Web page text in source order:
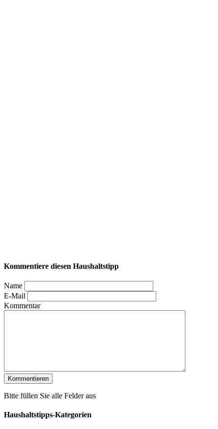
Kommentiere diesen Haushaltstipp
Name
E-Mail
Kommentar
Bitte füllen Sie alle Felder aus
Haushaltstipps-Kategorien